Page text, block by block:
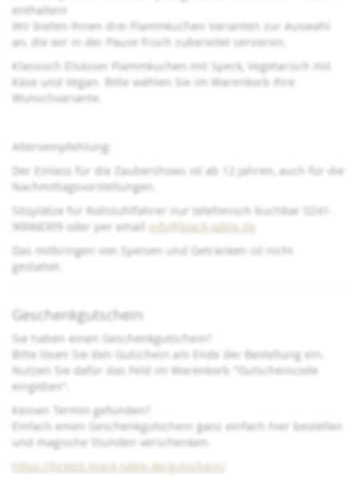
enthalten!
Wir bieten Ihnen drei Flammkuchen Varianten zur Auswahl
an, die wir in der Pause frisch zubereitet servieren.
Klassisch Elsässer Flammkuchen mit Speck, Vegetarisch mit
Käse und Vegan. Bitte wählen Sie im Warenkorb Ihre
Wunschvariante.
Altersempfehlung:
Der Einlass für die Zaubershows ist ab 12 Jahren, auch für die
Nachmittagsvorstellungen.
Sitzplätze für Rollstuhlfahrer nur telefonisch buchbar 0241-
90068309 oder per email info@black-table.de
Das mitbringen von Speisen und Getränken ist nicht
gestattet.
Geschenkgutschein
Sie haben einen Geschenkgutschein?
Bitte lösen Sie den Gutschein am Ende der Bestellung ein.
Nutzen Sie dafür das Feld im Warenkorb "Gutscheincode
eingeben".
Keinen Termin gefunden?
Einfach einen Geschenkgutschein ganz einfach hier bestellen
und magische Stunden verschenken.
https://tickets.black-table.de/gutschein/